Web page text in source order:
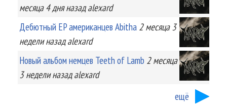
месяца 4 дняназад alexard
Дебютный EP американцев Abitha 2 месяца 3
неделиназад alexard
Новый альбом немцев Teeth of Lamb 2 месяца
3 неделиназад alexard
ещё